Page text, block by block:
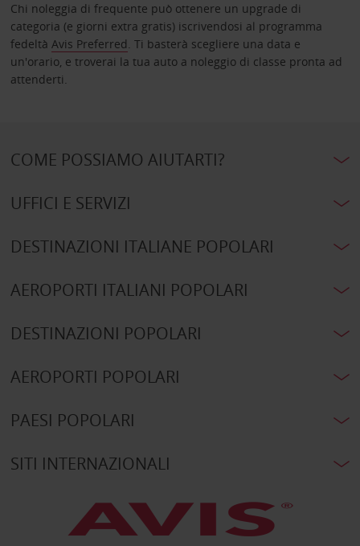
Chi noleggia di frequente può ottenere un upgrade di
categoria (e giorni extra gratis) iscrivendosi al programma
fedeltà Avis Preferred. Ti basterà scegliere una data e
un'orario, e troverai la tua auto a noleggio di classe pronta ad
attenderti.
COME POSSIAMO AIUTARTI?
UFFICI E SERVIZI
DESTINAZIONI ITALIANE POPOLARI
AEROPORTI ITALIANI POPOLARI
DESTINAZIONI POPOLARI
AEROPORTI POPOLARI
PAESI POPOLARI
SITI INTERNAZIONALI